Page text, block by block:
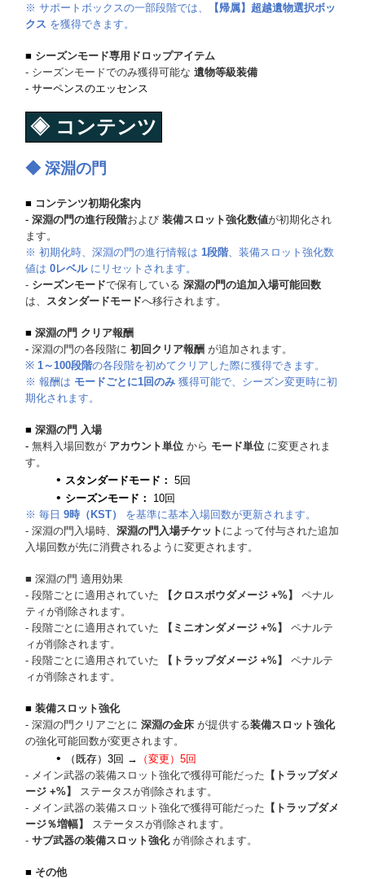
※ サポートボックスの一部段階では、
【帰属】超越遺物選択ボッ
クス を獲得できます。
■ シーズンモード専用ドロップアイテム
- シーズンモードでのみ獲得可能な遺物等級装備
-サーペンスのエッセンス
◈ コンテンツ
◆ 深淵の門
■ コンテンツ初期化案内
-深淵の門の進行段階および装備スロット強化数値が初期化され
ます。
※ 初期化時、深淵の門の進行情報は 1段階、装備スロット強化数
値は0レベルにリセットされます。
- シーズンモードで保有している深淵の門の追加入場可能回数
は、
スタンダードモードへ移行されます。
■深淵の門 クリア報酬
-深淵の門の各段階に初回クリア報酬 が追加されます。
※ 1～100段階の各段階を初めてクリアした際に獲得できます。
※ 報酬は モードごとに1回のみ 獲得可能で、シーズン変更時に初
期化されます。
■深淵の門 入場
-無料入場回数が アカウント単位 から モード単位 に変更されま
す。
スタンダードモード： 5回
シーズンモード：
10回
※ 毎日9時（KST）
を基準に基本入場回数が更新されます。
- 深淵の門入場時、深淵の門入場チケット によって付与された追加
入場回数が先に消費されるように変更されます。
■深淵の門 適用効果
- 段階ごとに適用されていた
【クロスボウダメージ +%】
ペナル
ティが削除されます。
- 段階ごとに適用されていた
【ミニオンダメージ +%】
ペナルテ
ィが削除されます。
- 段階ごとに適用されていた
【トラップダメージ +%】
ペナルテ
ィが削除されます。
■装備スロット強化
- 深淵の門クリアごとに深淵の金床 が提供する装備スロット強化
の強化可能回数が変更されます。
（既存）3回 →
（変更）5回
- メイン武器の装備スロット強化で獲得可能だった 【トラップダメ
ージ +%】
ステータスが削除されます。
- メイン武器の装備スロット強化で獲得可能だった 【トラップダメ
ージ％増幅】
ステータスが削除されます。
-サブ武器の装備スロット強化が削除されます。
■ その他